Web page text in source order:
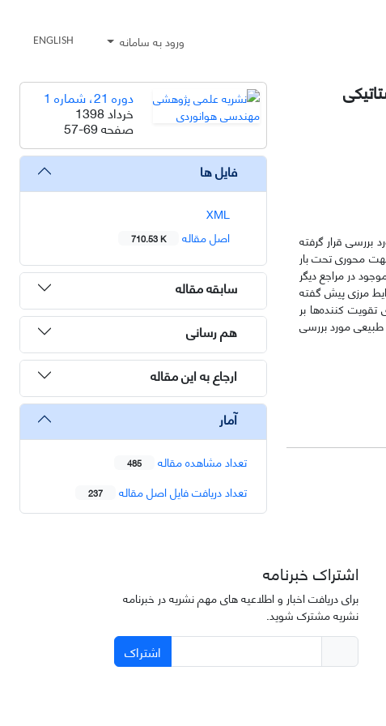
ورود به سامانه ENGLISH
بررسی قرار گرفته
محوری تحت بار
در مراجع دیگر
مرزی پیش گفته
کننده‌ها بر
طبیعی مورد بررسی
دوره 21، شماره 1
خرداد 1398
صفحه57-69
فایل ها
XML
اصل مقاله
710.53 K
سابقه مقاله
هم رسانی
ارجاع به این مقاله
آمار
تعداد مشاهده مقاله 485
تعداد دریافت فایل اصل مقاله 237
اشتراک خبرنامه
برای دریافت اخبار و اطلاعیه های مهم نشریه در خبرنامه
نشریه مشترک شوید.
اشتراک